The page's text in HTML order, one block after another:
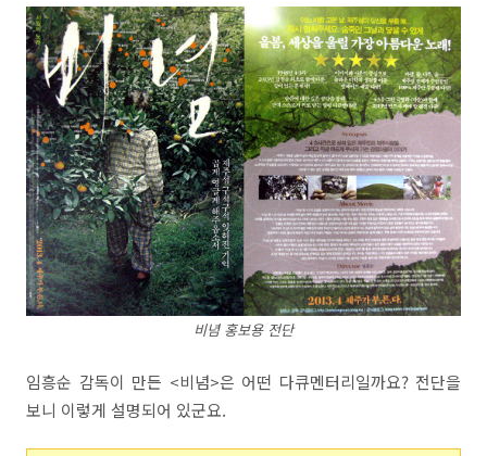
비념 홍보용 전단
임흥순 감독이 만든 <비념>은 어떤 다큐멘터리일까요? 전단을
보니 이렇게 설명되어 있군요.